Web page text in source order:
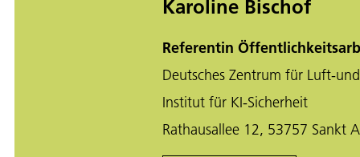
Karoline Bischof
Referentin
Deutsches Zentrum für Luft-
Institut für KI-Sicherheit
Rathausallee 12, 53757 Sankt